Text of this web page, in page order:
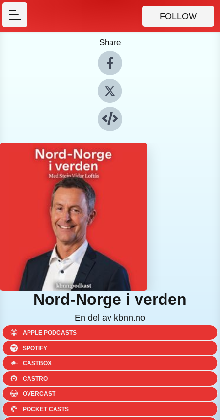
FOLLOW
Share
Nord-Norge i verden
En del av kbnn.no
APPLE PODCASTS
SPOTIFY
CASTBOX
CASTRO
OVERCAST
POCKET CASTS